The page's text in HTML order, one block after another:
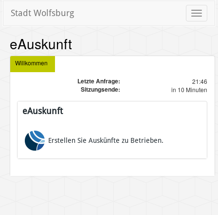
Toggle
Stadt Wolfsburg
eAuskunft
Willkommen
Letzte Anfrage: 21:46
Sitzungsende: in 10 Minuten
eAuskunft
Erstellen Sie Auskünfte zu Betrieben.